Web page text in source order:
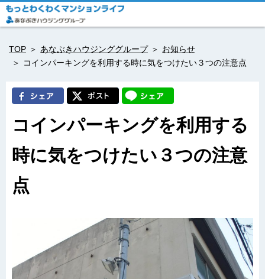
TOP あなぶきハウジンググループ
お知らせ
コインパーキングを利用する時に気をつけたい３つの注意点
コインパーキングを利用する
時に気をつけたい３つの注意
点